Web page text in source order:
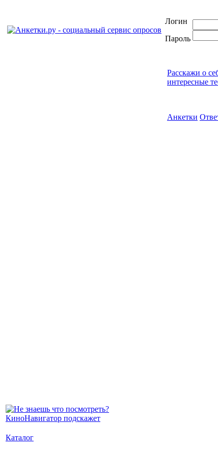
Логин
Пароль
Каталог
Расскажи о
интересные
Анкетки